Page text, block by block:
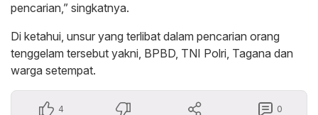
pencarian,” singkatnya.
Di ketahui, unsur yang terlibat dalam pencarian orang
tenggelam tersebut yakni, BPBD, TNI Polri, Tagana dan
warga setempat.
4 0